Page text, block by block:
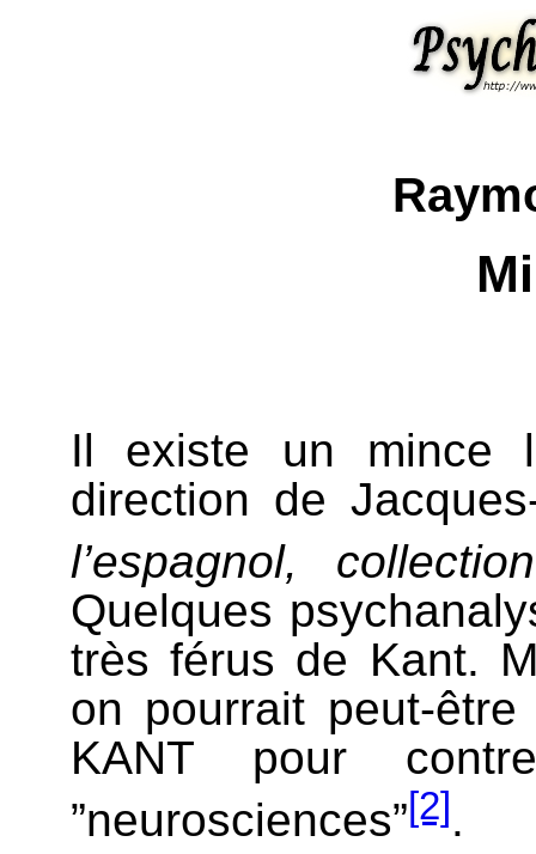
Il existe un mince
direction de
l’espagnol,
Quelques
très férus de Kant.
on pourrait peut-
KANT pour
”neurosciences”[2].